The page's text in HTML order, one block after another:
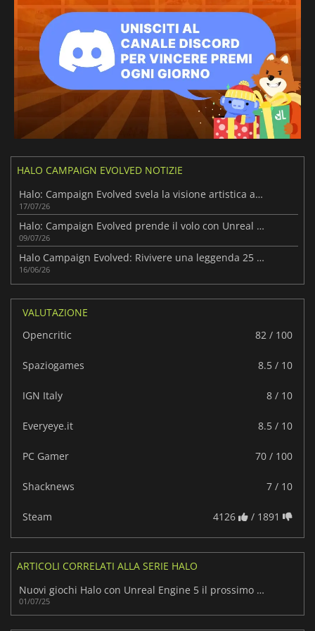
HALO CAMPAIGN EVOLVED NOTIZIE
Halo: Campaign Evolved svela la visione artistica alla base del remake
17/07/26
Halo: Campaign Evolved prende il volo con Unreal Engine 5
09/07/26
Halo Campaign Evolved: Rivivere una leggenda 25 anni dopo
16/06/26
VALUTAZIONE
Opencritic
82 / 100
Spaziogames 8.5 / 10
IGN Italy 8 / 10
Everyeye.it 8.5 / 10
PC Gamer 70 / 100
Shacknews 7 / 10
Steam 4126 / 1891
ARTICOLI CORRELATI ALLA SERIE HALO
Nuovi giochi Halo con Unreal Engine 5 il prossimo autunno
01/07/25